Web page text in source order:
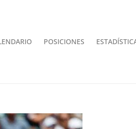
POSICIONES